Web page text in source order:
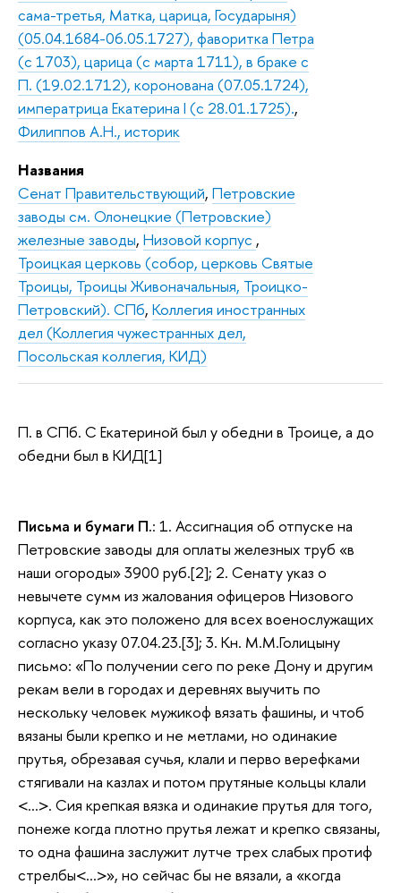
сама-третья, Матка, царица, Государыня)
(05.04.1684-06.05.1727), фаворитка Петра
(с 1703), царица (с марта 1711), в браке с
П. (19.02.1712), коронована (07.05.1724),
императрица Екатерина I (с 28.01.1725).,
Филиппов А.Н., историк
Названия
Сенат Правительствующий, Петровские
заводы см. Олонецкие (Петровские)
железные заводы, Низовой корпус ,
Троицкая церковь (собор, церковь Святые
Троицы, Троицы Живоначальныя, Троицко-
Петровский). СПб, Коллегия иностранных
дел (Коллегия чужестранных дел,
Посольская коллегия, КИД)
П. в СПб. С Екатериной был у обедни в Троице, а до
обедни был в КИД[1]
Письма и бумаги П.: 1. Ассигнация об отпуске на
Петровские заводы для оплаты железных труб «в
наши огороды» 3900 руб.[2]; 2. Сенату указ о
невычете сумм из жалования офицеров Низового
корпуса, как это положено для всех военослужащих
согласно указу 07.04.23.[3]; 3. Кн. М.М.Голицыну
письмо: «По получении сего по реке Дону и другим
рекам вели в городах и деревнях выучить по
нескольку человек мужикоф вязать фашины, и чтоб
вязаны были крепко и не метлами, но одинакие
прутья, обрезавая сучья, клали и перво верефками
стягивали на казлах и потом прутяные кольцы клали
<…>. Сия крепкая вязка и одинакие прутья для того,
понеже когда плотно прутья лежат и крепко связаны,
то одна фашина заслужит лутче трех слабых протиф
стрелбы<…>», но сейчас бы не вязали, а «когда